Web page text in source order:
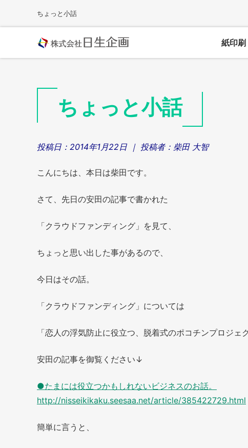
content
ちょっと小話
紙印刷
ちょっと小話
投稿日： 2014年1月22日 ｜ 投稿者： 柴田 大智
こんにちは、本日は柴田です。
さて、先日の安田の記事で書かれた
「クラウドファンディング」を見て、
ちょっと思い出した事があるので、
今日はその話。
「クラウドファンディング」については
「恋人の浮気防止に役立つ、脱着式のポコチンプロジェ
安田の記事を御覧ください↓
●たまには役立つかもしれないビジネスのお話。
http://nisseikikaku.seesaa.net/article/385422729.html
簡単に言うと、